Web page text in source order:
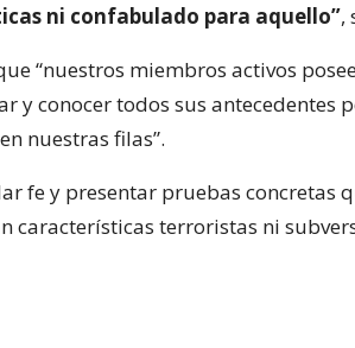
ni confabulado para aquello”,
“nuestros miembros activos
y conocer todos sus antecedentes
nuestras filas”.
fe y presentar pruebas concretas
características terroristas ni